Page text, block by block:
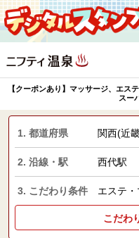
【クーポンあり】マッサージ、エス
スー
1. 都道府県 関西(近
2. 沿線・駅 西代駅
3. こだわり条件 エステ
こだわ